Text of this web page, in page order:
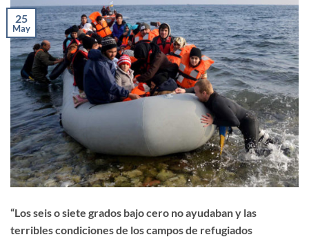
25
May
“Los seis o siete grados bajo cero no ayudaban y las
terribles condiciones de los campos de refugiados